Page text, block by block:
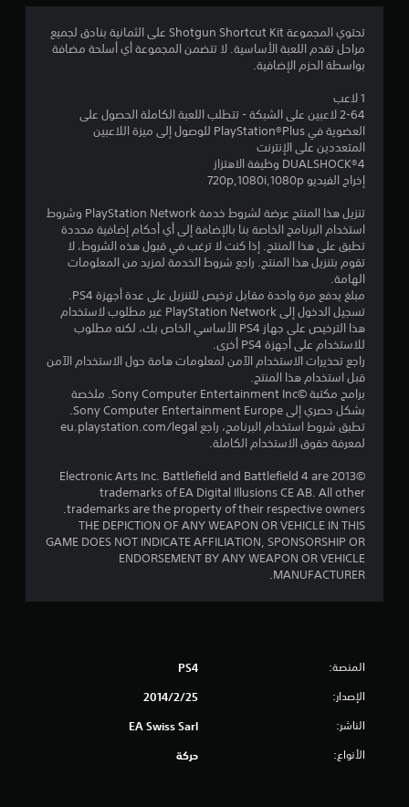
5
م
م
ن
5
ن
ج
و
م
م
ن
إ
م
تحتوي المجموعة Shotgun Shortcut Kit على الثمانية بنادق لجميع
مراحل تقدم اللعبة الأساسية. لا تتضمن المجموعة أي أسلحة مضافة
بواسطة الحزم الإضافية.
1 لاعب
2-64 لاعبين على الشبكة - تتطلب اللعبة الكاملة الحصول على
العضوية في PlayStation®Plus للوصول إلى ميزة اللاعبين
المتعددين على الإنترنت
DUALSHOCK‎®4 وظيفة الاهتزاز
إخراج الفيديو 720p,1080i,1080p
تنزيل هذا المنتج عرضة لشروط خدمة PlayStation Network وشروط
استخدام البرنامج الخاصة بنا بالإضافة إلى أي أحكام إضافية محددة
تطبق على هذا المنتج. إذا كنت لا ترغب في قبول هذه الشروط، لا
تقوم بتنزيل هذا المنتج. راجع شروط الخدمة لمزيد من المعلومات
الهامة.
مبلغ يدفع مرة واحدة مقابل ترخيص للتنزيل على عدة أجهزة PS4.
تسجيل الدخول إلى PlayStation Network غير مطلوب لاستخدام
هذا الترخيص على جهاز PS4 الأساسي الخاص بك، لكنه مطلوب
للاستخدام على أجهزة PS4 أخرى.
راجع تحذيرات الاستخدام الآمن لمعلومات هامة حول الاستخدام الآمن
قبل استخدام هذا المنتج.
برامج مكتبة ©Sony Computer Entertainment Inc. ملخصة
بشكل حصري إلى Sony Computer Entertainment Europe.
تطبق شروط استخدام البرنامج، راجع eu.playstation.com/legal
لمعرفة حقوق الاستخدام الكاملة.
©2013 Electronic Arts Inc. Battlefield and Battlefield 4 are
trademarks of EA Digital Illusions CE AB. All other
trademarks are the property of their respective owners.
THE DEPICTION OF ANY WEAPON OR VEHICLE IN THIS
GAME DOES NOT INDICATE AFFILIATION, SPONSORSHIP OR
ENDORSEMENT BY ANY WEAPON OR VEHICLE
MANUFACTURER.
المنصة: PS4
الإصدار: 25‏/2‏/2014
الناشر: EA Swiss Sarl
الأنواع: حركة